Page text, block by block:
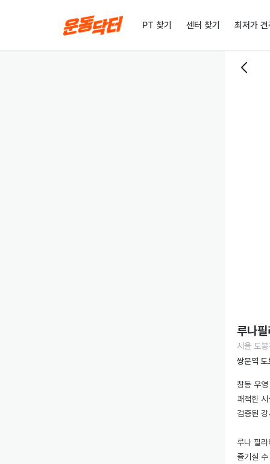
PT 찾기 센터 찾기 최저가
루나
서울 도
쌍문역 도
창동 우
쾌적한
검증된
루나 필
즐기실